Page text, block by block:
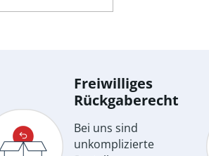
Freiwilliges
Rückgaberecht
Bei uns sind
unkomplizierte